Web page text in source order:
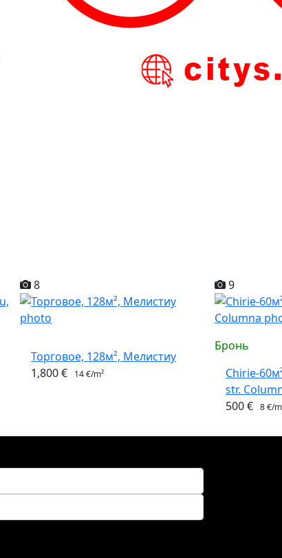
8
Торговое, 128м², Мелистиу
1,800 €
14 €/m²
9
Бронь
Chirie-
str.
500 € 8 €/